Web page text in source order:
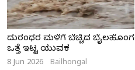
ದುರಂಧರ ಮಳೆಗೆ ಬೆಚ್ಚಿದ
ಒತ್ತೆ ಇಟ್ಟ ಯುವಕ
8 Jun 2026 Bailhongal